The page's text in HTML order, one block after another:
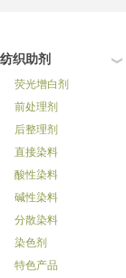
纺织助剂
荧光增白剂
前处理剂
后整理剂
直接染料
酸性染料
碱性染料
分散染料
染色剂
特色产品